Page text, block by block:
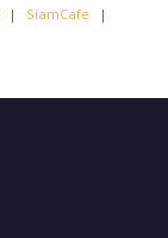
| SiamCafe
|